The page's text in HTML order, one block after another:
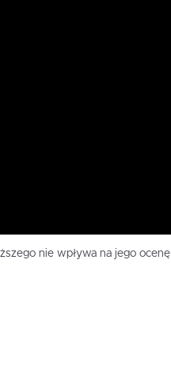
nie wpływa na jego ocenę